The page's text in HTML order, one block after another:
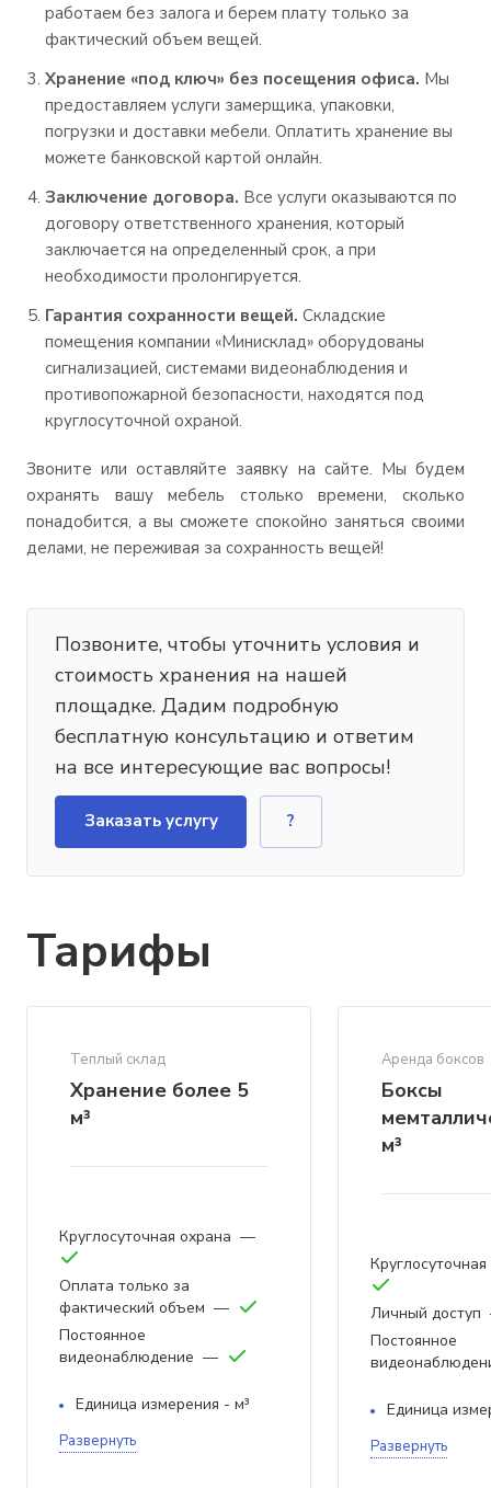
работаем без залога и берем плату только за
фактический объем вещей.
Хранение «под ключ» без посещения офиса. Мы
предоставляем услуги замерщика, упаковки,
погрузки и доставки мебели. Оплатить хранение вы
можете банковской картой онлайн.
Заключение договора. Все услуги оказываются по
договору ответственного хранения, который
заключается на определенный срок, а при
необходимости пролонгируется.
Гарантия сохранности вещей. Складские
помещения компании «Минисклад» оборудованы
сигнализацией, системами видеонаблюдения и
противопожарной безопасности, находятся под
круглосуточной охраной.
Звоните или оставляйте заявку на сайте. Мы будем
охранять вашу мебель столько времени, сколько
понадобится, а вы сможете спокойно заняться своими
делами, не переживая за сохранность вещей!
Позвоните, чтобы уточнить условия и
стоимость хранения на нашей
площадке. Дадим подробную
бесплатную консультацию и ответим
на все интересующие вас вопросы!
Заказать услугу ?
Тарифы
Теплый склад
Хранение более 5
м³
Круглосуточная охрана —
Оплата только за
фактический объем —
Постоянное
видеонаблюдение —
Единица измерения - м³
Развернуть
Аренда боксов
Боксы
м³
Личный доступ
Постоянное
Единица
Развернуть